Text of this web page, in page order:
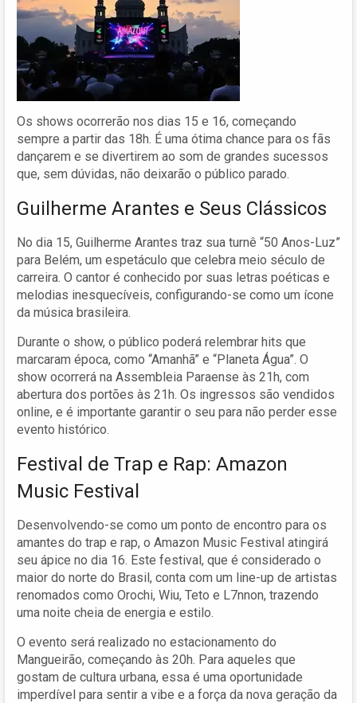
Os shows ocorrerão nos dias 15 e 16, começando
sempre a partir das 18h. É uma ótima chance para os fãs
dançarem e se divertirem ao som de grandes sucessos
que, sem dúvidas, não deixarão o público parado.
Guilherme Arantes e Seus Clássicos
No dia 15, Guilherme Arantes traz sua turnê “50 Anos-Luz”
para Belém, um espetáculo que celebra meio século de
carreira. O cantor é conhecido por suas letras poéticas e
melodias inesquecíveis, configurando-se como um ícone
da música brasileira.
Durante o show, o público poderá relembrar hits que
marcaram época, como “Amanhã” e “Planeta Água”. O
show ocorrerá na Assembleia Paraense às 21h, com
abertura dos portões às 21h. Os ingressos são vendidos
online, e é importante garantir o seu para não perder esse
evento histórico.
Festival de Trap e Rap: Amazon
Music Festival
Desenvolvendo-se como um ponto de encontro para os
amantes do trap e rap, o Amazon Music Festival atingirá
seu ápice no dia 16. Este festival, que é considerado o
maior do norte do Brasil, conta com um line-up de artistas
renomados como Orochi, Wiu, Teto e L7nnon, trazendo
uma noite cheia de energia e estilo.
O evento será realizado no estacionamento do
Mangueirão, começando às 20h. Para aqueles que
gostam de cultura urbana, essa é uma oportunidade
imperdível para sentir a vibe e a força da nova geração da